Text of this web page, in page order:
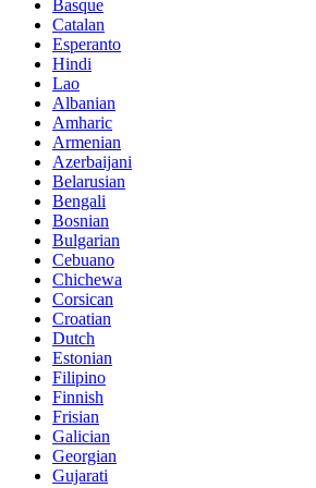
Basque
Catalan
Esperanto
Hindi
Lao
Albanian
Amharic
Armenian
Azerbaijani
Belarusian
Bengali
Bosnian
Bulgarian
Cebuano
Chichewa
Corsican
Croatian
Dutch
Estonian
Filipino
Finnish
Frisian
Galician
Georgian
Gujarati